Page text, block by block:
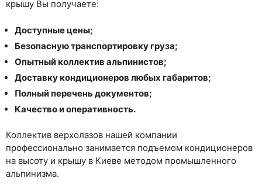
крышу Вы получаете:
Доступные цены;
Безопасную транспортировку груза;
Опытный коллектив альпинистов;
Доставку кондиционеров любых габаритов;
Полный перечень документов;
Качество и оперативность.
Коллектив верхолазов нашей компании
профессионально занимается подъемом кондиционеров
на высоту и крышу в Киеве методом промышленного
альпинизма.